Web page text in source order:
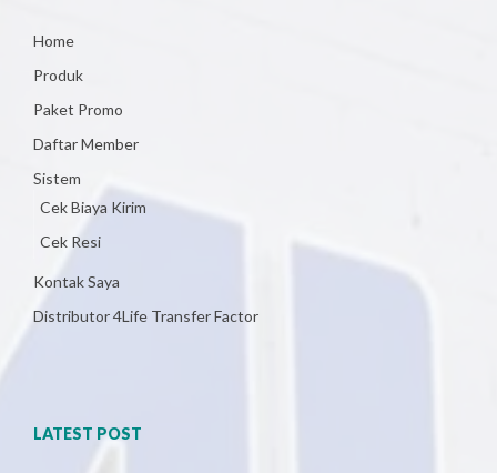
Home
Produk
Paket Promo
Daftar Member
Sistem
Cek Biaya Kirim
Cek Resi
Kontak Saya
Distributor 4Life Transfer Factor
LATEST POST